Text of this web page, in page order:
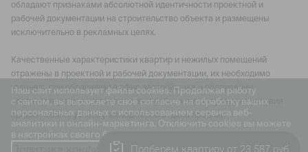
Наш сайт использует файлы cookies. Продолжая работу
с сайтом, вы выражаете своё согласие на обработку ваших
персональных данных с использованием сервиса веб-
аналитики и онлайн-маркетинга. Отключить cookies вы можете
в настройках своего браузера.
обладают признаками абсолютной идентичности проектной и
рабочей документации на строительство объекта и размещены
исключительно в рекламных целях.
Качественные характеристики квартир и нежилых помещений
отражены в проектной и рабочей документации, их необходимо
уточнять при обращении в офис застройщика и подписании
соответствующего договора с застройщиком. Актуальные условия
продаж можно узнать у менеджеров отдела продаж.
Политика конфиденциальностиПодберем квартиру от 23 587 руб